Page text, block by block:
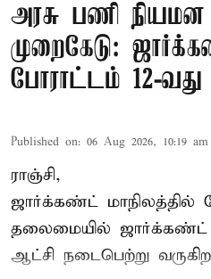
அரசு பணி நியமன
முறைகேடு:
போராட்டம் 12-வது
Published on: 06 Aug 2026, 10:19 am
ராஞ்சி,
ஜார்க்கண்ட்
தலைமையில் ஜார்க்கண்ட்
ஆட்சி நடைபெற்று